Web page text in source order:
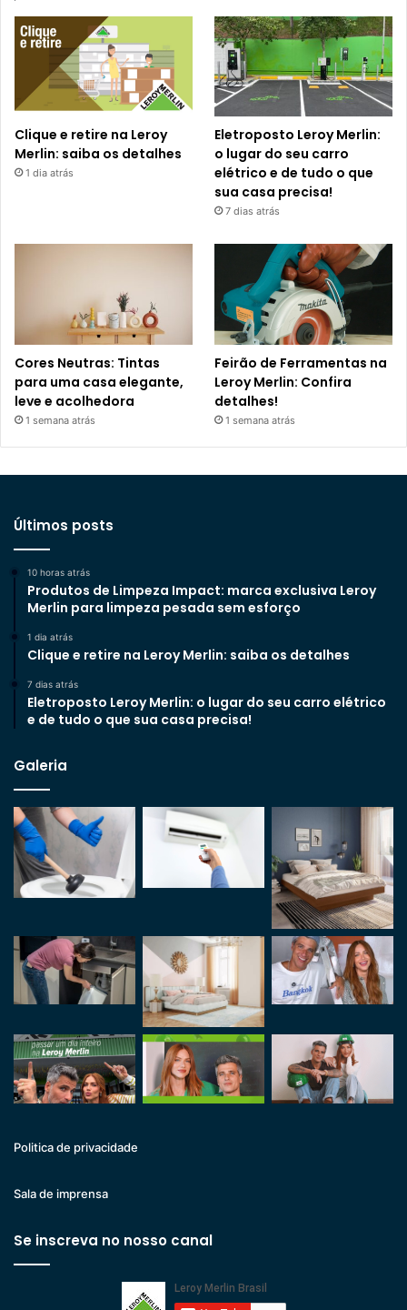
Clique e retire na Leroy
Merlin: saiba os detalhes
1 dia atrás
Eletroposto Leroy Merlin:
o lugar do seu carro
elétrico e de tudo o que
sua casa precisa!
7 dias atrás
Cores Neutras: Tintas
para uma casa elegante,
leve e acolhedora
1 semana atrás
Feirão de Ferramentas na
Leroy Merlin: Confira
detalhes!
1 semana atrás
Últimos posts
10 horas atrás
Produtos de Limpeza Impact: marca exclusiva Leroy
Merlin para limpeza pesada sem esforço
1 dia atrás
Clique e retire na Leroy Merlin: saiba os detalhes
7 dias atrás
Eletroposto Leroy Merlin: o lugar do seu carro elétrico
e de tudo o que sua casa precisa!
Galeria
Politica de privacidade
Sala de imprensa
Se inscreva no nosso canal